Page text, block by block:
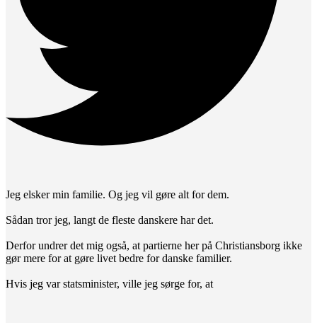
Jeg elsker min familie. Og jeg vil gøre alt for dem.
Sådan tror jeg, langt de fleste danskere har det.
Derfor undrer det mig også, at partierne her på Christiansborg ikke
gør mere for at gøre livet bedre for danske familier.
Hvis jeg var statsminister, ville jeg sørge for, at